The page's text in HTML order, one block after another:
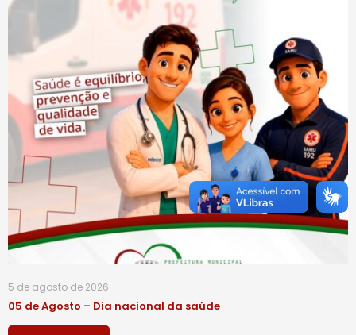
5 de agosto de 2026
05 de Agosto – Dia nacional da saúde